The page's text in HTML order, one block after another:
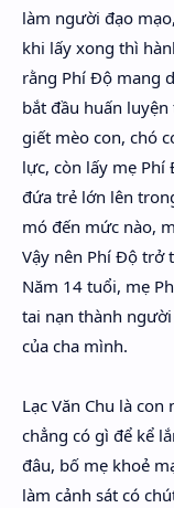
làm người đạo
khi lấy xong thì
rằng Phí Độ mang
bắt đầu huấn
giết mèo con, chó
lực, còn lấy mẹ
đứa trẻ lớn lên
mó đến mức nào,
Vậy nên Phí Độ trở
Năm 14 tuổi, mẹ
tai nạn thành
của cha mình.
Lạc Văn Chu là
chẳng có gì để kể
đâu, bố mẹ khoẻ
làm cảnh sát có